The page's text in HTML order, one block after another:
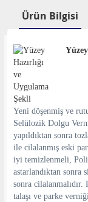
Ürün Bilgisi
Yeni döşenmiş ve
Selülozik Dolgu
yapıldıktan sonra
ile cilalanmış eski
iyi temizlenmeli,
astarlandıktan sonra
sonra cilalanmalıdır.
talaşı ve parke